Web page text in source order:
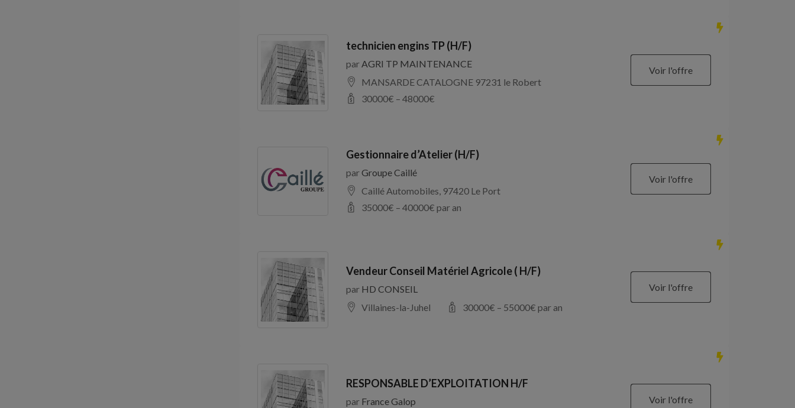
technicien engins TP (H/F)
parAGRI TP MAINTENANCE
MANSARDE CATALOGNE 97231 le Robert
30000€ – 48000€
Voir l'offre
Gestionnaire d’Atelier (H/F)
parGroupe Caillé
Caillé Automobiles, 97420 Le Port
35000€ – 40000€ par an
Voir l'offre
Vendeur Conseil Matériel Agricole ( H/F)
par HD CONSEIL
Villaines-la-Juhel
30000€ – 55000€ par an
Voir l'offre
RESPONSABLE D’EXPLOITATION H/F
par France Galop
Voir l'offre